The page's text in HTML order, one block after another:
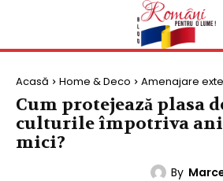
Acasă Home & Deco Amenajare
Cum protejează plasa
culturile împotriva
mici?
By